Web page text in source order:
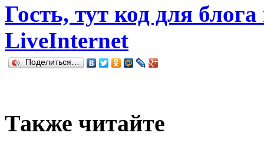
Гость, тут код для
LiveInternet
Поделиться…
Также читайте